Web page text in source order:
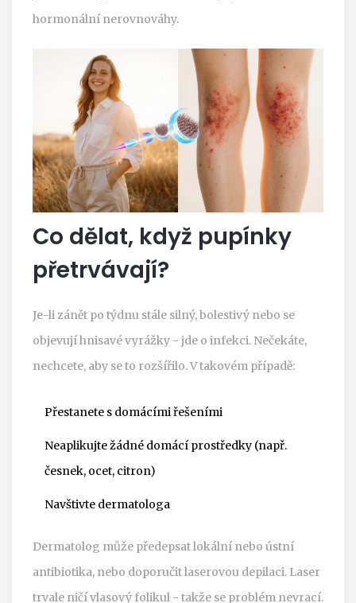
hormonální nerovnováhy.
Co dělat, když pupínky
přetrvávají?
Je-li zánět po týdnu stále silný, bolestivý nebo se
objevují hnisavé vyrážky - jde o infekci. Nečekáte,
nechcete, aby se to rozšířilo. V takovém případě:
Přestanete s domácími řešeními
Neaplikujte žádné domácí prostředky (např.
česnek, ocet, citron)
Navštivte dermatologa
Dermatolog může předepsat lokální nebo ústní
antibiotika, nebo doporučit laserovou depilaci. Laser
trvale ničí vlasový folikul - takže se problém nevrací.